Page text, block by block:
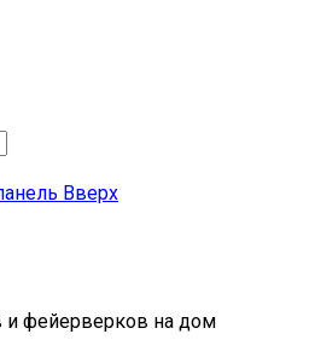
Вверх
и фейерверков на дом